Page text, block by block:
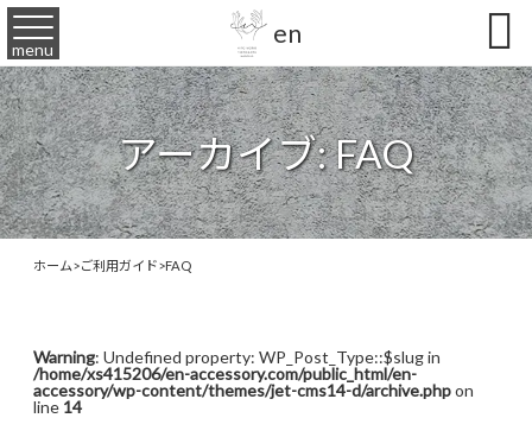
en
menu 
アーカイブ:FAQ
ホーム>ご利用ガイド>FAQ
Warning: Undefined property: WP_Post_Type::$slug in
/home/xs415206/en-accessory.com/public_html/en-
accessory/wp-content/themes/jet-cms14-d/archive.phpon
line 14